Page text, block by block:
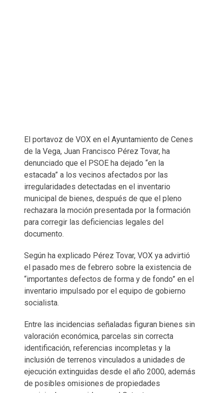
El portavoz de VOX en el Ayuntamiento de Cenes
de la Vega, Juan Francisco Pérez Tovar, ha
denunciado que el PSOE ha dejado “en la
estacada” a los vecinos afectados por las
irregularidades detectadas en el inventario
municipal de bienes, después de que el pleno
rechazara la moción presentada por la formación
para corregir las deficiencias legales del
documento.
Según ha explicado Pérez Tovar, VOX ya advirtió
el pasado mes de febrero sobre la existencia de
“importantes defectos de forma y de fondo” en el
inventario impulsado por el equipo de gobierno
socialista.
Entre las incidencias señaladas figuran bienes sin
valoración económica, parcelas sin correcta
identificación, referencias incompletas y la
inclusión de terrenos vinculados a unidades de
ejecución extinguidas desde el año 2000, además
de posibles omisiones de propiedades